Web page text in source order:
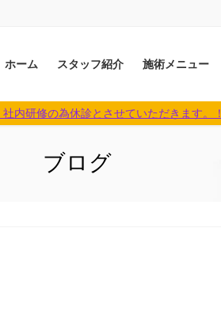
ホーム スタッフ紹介 施術メニュー
内研修の為休診とさせていただきます。！
ブログ